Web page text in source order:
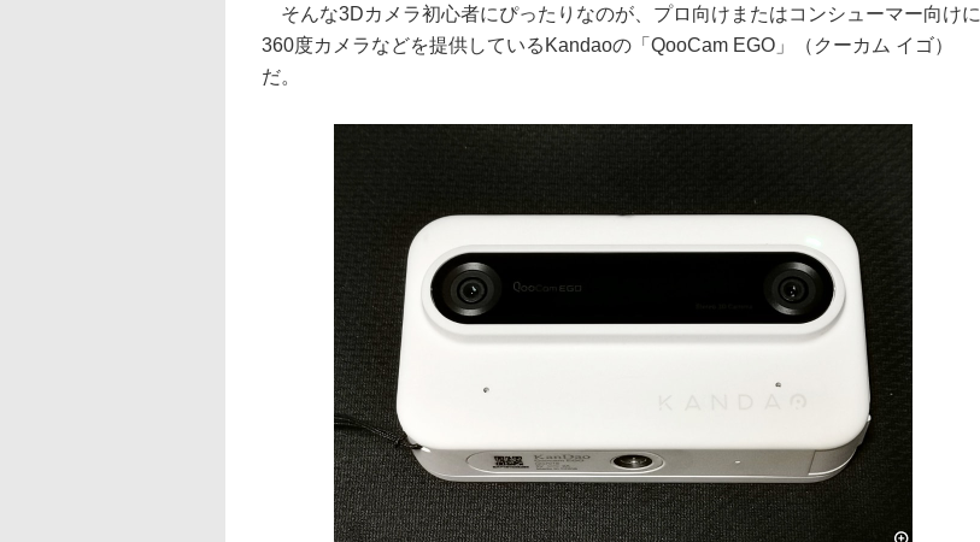
そんな3Dカメラ初心者にぴったりなのが、プロ向けまたはコンシューマー向けに
360度カメラなどを提供しているKandaoの「QooCam EGO」（クーカム イゴ）
だ。